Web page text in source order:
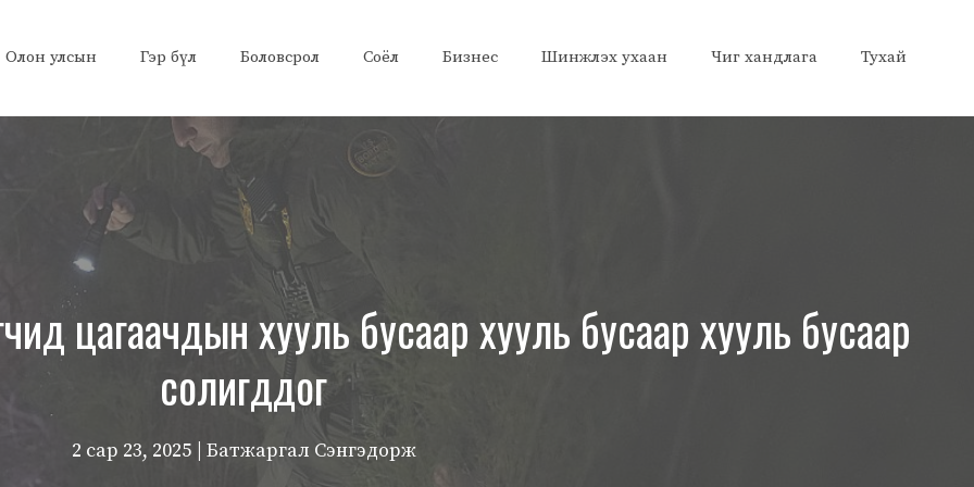
Олон улсын Гэр бүл Боловсрол Соёл Бизнес Шинжлэх ухаан Чиг хандлага Тухай
цагаачдын хууль бусаар хууль бусаар хууль бусаар
солигддог
2 сар 23, 2025 | Батжаргал Сэнгэдорж